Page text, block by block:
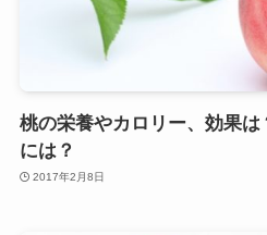
桃の栄養やカロリー、効果
には？
2017年2月8日